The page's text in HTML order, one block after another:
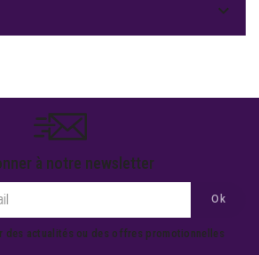

à notre newsletter
des actualités ou des offres promotionnelles